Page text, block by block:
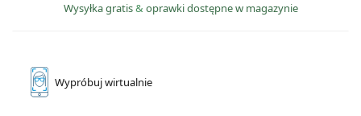
Wysyłka gratis& oprawki dostępne w magazynie
Wypróbujwirtualnie